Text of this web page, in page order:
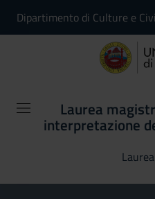
Dipartimento di Culture e
Laurea
interpretazione